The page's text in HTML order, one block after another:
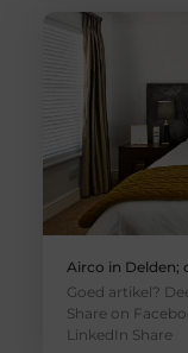
Airco in Delden;
Goed artikel?
Share on
LinkedIn Share